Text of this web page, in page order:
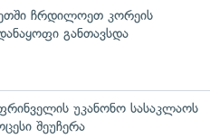
ჩრდილოეთ კორეის
განთავსდა
ფრინველის უკანონო სასაკლაოს
შეუჩერა